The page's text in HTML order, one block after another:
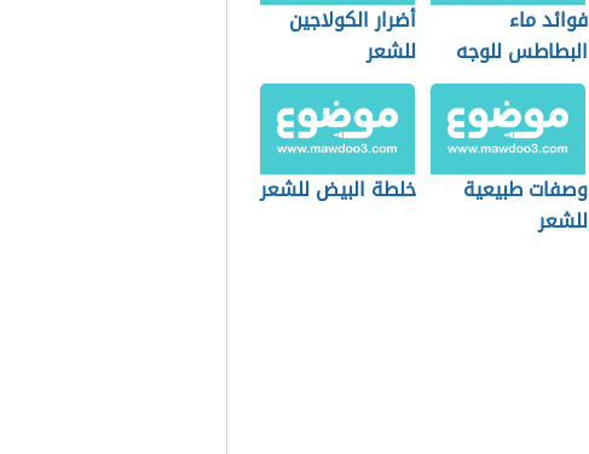
فوائد ماء
البطاطس للوجه
أضرار الكولاجين
للشعر
وصفات طبيعية
للشعر
خلطة البيض للشعر